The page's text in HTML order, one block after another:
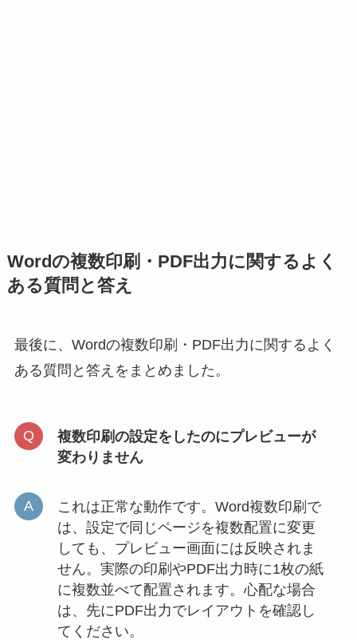
Wordの複数印刷・PDF出力に関するよく
ある質問と答え
最後に、Wordの複数印刷・PDF出力に関するよく
ある質問と答えをまとめました。
複数印刷の設定をしたのにプレビューが
変わりません
これは正常な動作です。Word複数印刷で
は、設定で同じページを複数配置に変更
しても、プレビュー画面には反映されま
せん。実際の印刷やPDF出力時に1枚の紙
に複数並べて配置されます。心配な場合
は、先にPDF出力でレイアウトを確認し
てください。